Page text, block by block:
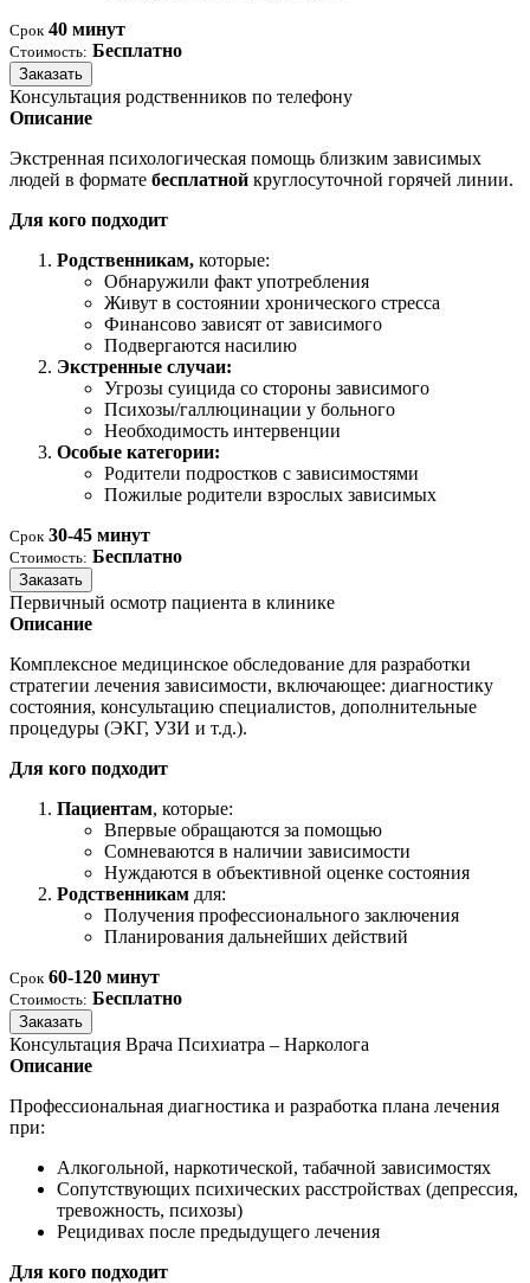
Срок 40 минут
Стоимость: Бесплатно
Заказать
Консультация родственников по телефону
Описание
Экстренная психологическая помощь близким зависимых
людей в формате бесплатной круглосуточной горячей линии.
Для кого подходит
Родственникам, которые:
Обнаружили факт употребления
Живут в состоянии хронического стресса
Финансово зависят от зависимого
Подвергаются насилию
Экстренные случаи:
Угрозы суицида со стороны зависимого
Психозы/галлюцинации у больного
Необходимость интервенции
Особые категории:
Родители подростков с зависимостями
Пожилые родители взрослых зависимых
Срок 30-45 минут
Стоимость: Бесплатно
Заказать
Первичный осмотр пациента в клинике
Описание
Комплексное медицинское обследование для разработки
стратегии лечения зависимости, включающее: диагностику
состояния, консультацию специалистов, дополнительные
процедуры (ЭКГ, УЗИ и т.д.).
Для кого подходит
Пациентам, которые:
Впервые обращаются за помощью
Сомневаются в наличии зависимости
Нуждаются в объективной оценке состояния
Родственникам для:
Получения профессионального заключения
Планирования дальнейших действий
Срок 60-120 минут
Стоимость: Бесплатно
Заказать
Консультация Врача Психиатра – Нарколога
Описание
Профессиональная диагностика и разработка плана лечения
при:
Алкогольной, наркотической, табачной зависимостях
Сопутствующих психических расстройствах (депрессия,
тревожность, психозы)
Рецидивах после предыдущего лечения
Для кого подходит